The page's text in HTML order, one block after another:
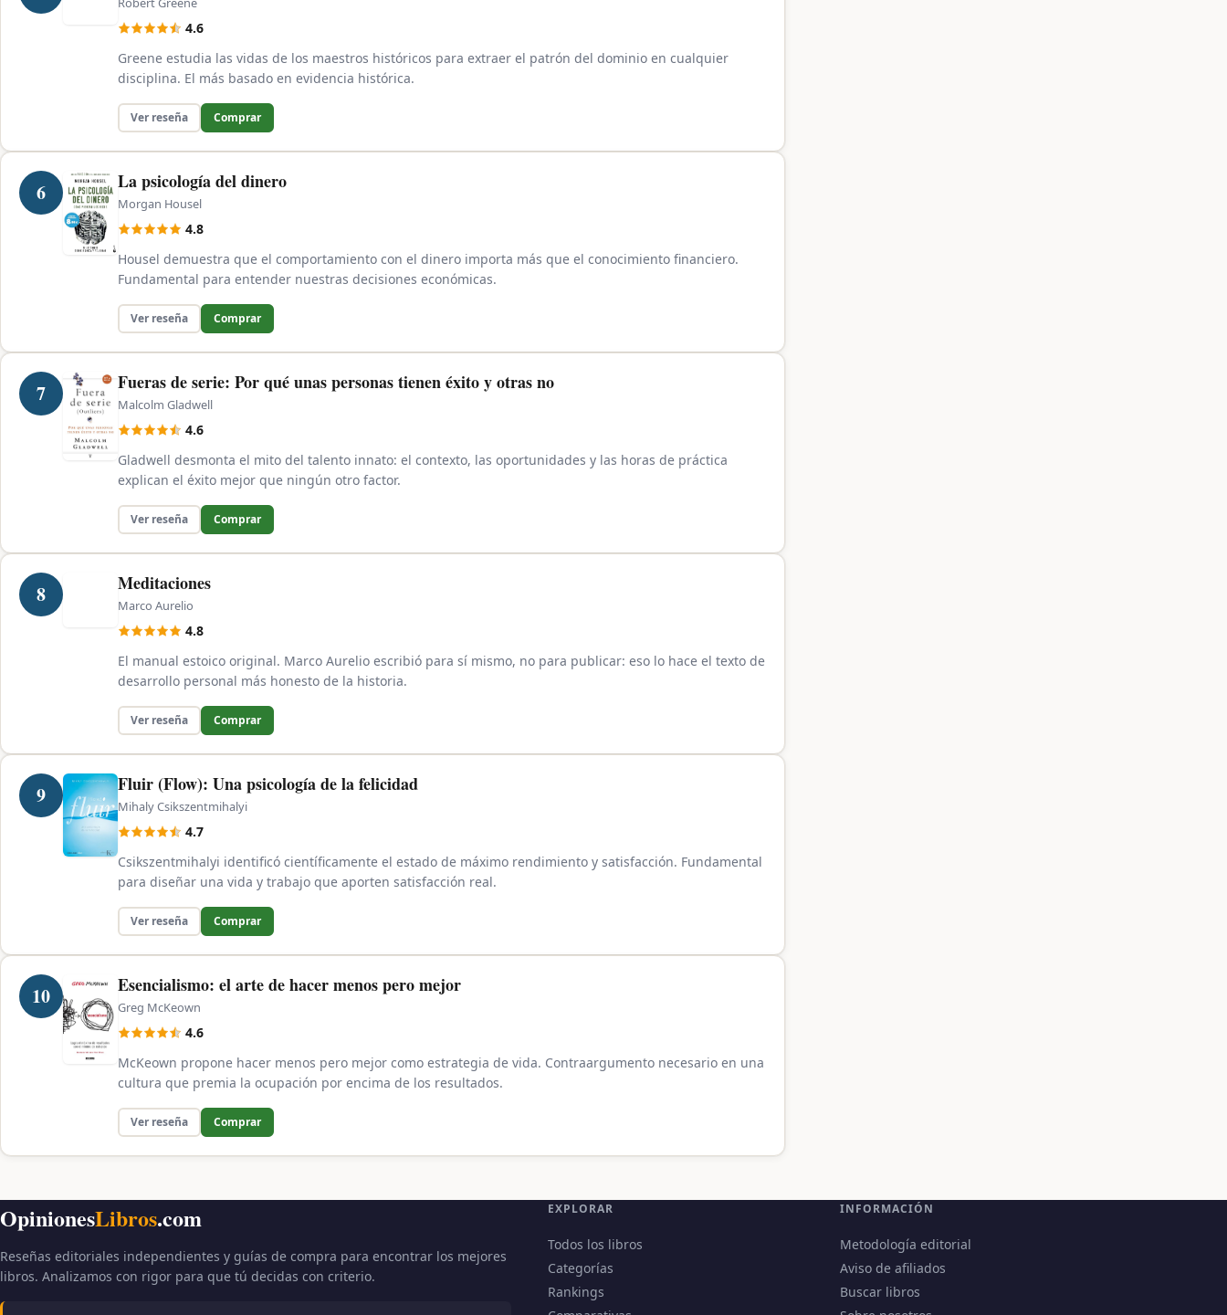
4.6
Greene estudia las vidas de los maestros históricos para extraer el patrón del dominio en cualquier
disciplina. El más basado en evidencia histórica.
Ver reseña Comprar
6 La psicología del dinero
Morgan Housel
4.8
Housel demuestra que el comportamiento con el dinero importa más que el conocimiento financiero.
Fundamental para entender nuestras decisiones económicas.
Ver reseña Comprar
7 Fueras de serie: Por qué unas personas tienen éxito y otras no
Malcolm Gladwell
4.6
Gladwell desmonta el mito del talento innato: el contexto, las oportunidades y las horas de práctica
explican el éxito mejor que ningún otro factor.
Ver reseña Comprar
8 Meditaciones
Marco Aurelio
4.8
El manual estoico original. Marco Aurelio escribió para sí mismo, no para publicar: eso lo hace el texto de
desarrollo personal más honesto de la historia.
Ver reseña Comprar
9 Fluir (Flow): Una psicología de la felicidad
Mihaly Csikszentmihalyi
4.7
Csikszentmihalyi identificó científicamente el estado de máximo rendimiento y satisfacción. Fundamental
para diseñar una vida y trabajo que aporten satisfacción real.
Ver reseña Comprar
10 Esencialismo: el arte de hacer menos pero mejor
Greg McKeown
4.6
McKeown propone hacer menos pero mejor como estrategia de vida. Contraargumento necesario en una
cultura que premia la ocupación por encima de los resultados.
Ver reseña Comprar
OpinionesLibros.com
Reseñas editoriales independientes y guías de compra para encontrar los mejores
libros. Analizamos con rigor para que tú decidas con criterio.
EXPLORAR
Todos los libros
Categorías
Rankings
INFORMACIÓN
Metodología editorial
Aviso de afiliados
Buscar libros